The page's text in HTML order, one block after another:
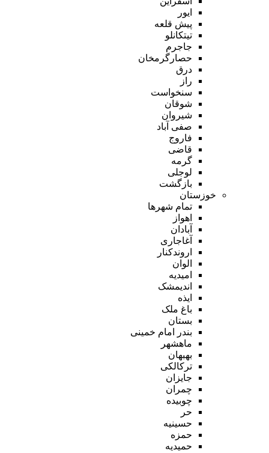
ایور
پیش قلعه
تیتکانلو
جاجرم
حصارگرمخان
درق
راز
سنخواست
شوقان
شیروان
صفی آباد
فاروج
قاضی
گرمه
لوجلی
بازگشت
خوزستان
تمام شهر‌ها
اهواز
آبادان
آغاجاری
اروندکنار
الوان
امیدیه
اندیمشک
ایذه
باغ ملک
بستان
بندر امام خمینی
ماهشهر
بهبهان
ترکالکی
جایزان
چمران
چوبیده
حر
حسینیه
حمزه
حمیدیه